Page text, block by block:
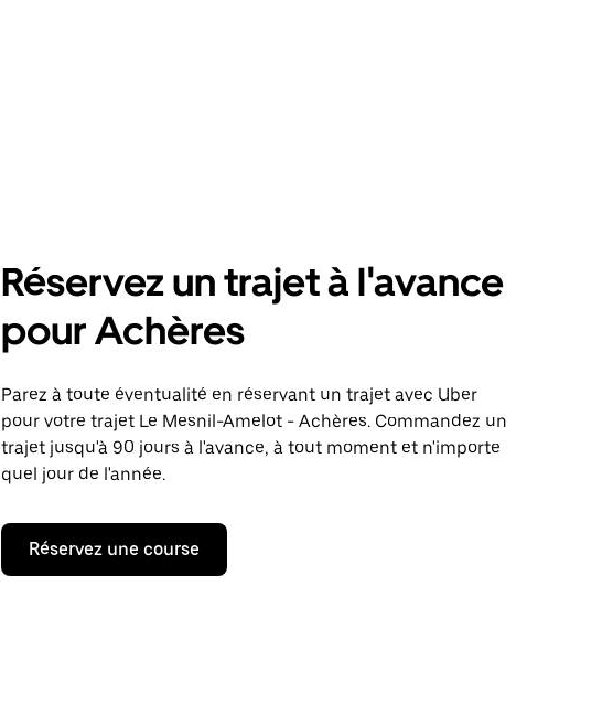
Réservez un trajet à l'avance
pour Achères
Parez à toute éventualité en réservant un trajet avec Uber
pour votre trajet Le Mesnil-Amelot - Achères. Commandez un
trajet jusqu'à 90 jours à l'avance, à tout moment et n'importe
quel jour de l'année.
Réservez une course